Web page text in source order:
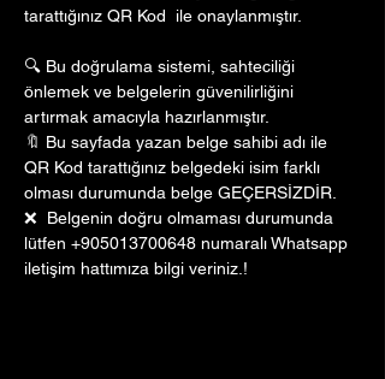
tarattığınız QR Kod  ile onaylanmıştır.
🔍 Bu doğrulama sistemi, sahteciliği
önlemek ve belgelerin güvenilirliğini
artırmak amacıyla hazırlanmıştır.
🔖 Bu sayfada yazan belge sahibi adı ile
QR Kod tarattığınız belgedeki isim farklı
olması durumunda belge GEÇERSİZDİR.
❌  Belgenin doğru olmaması durumunda
lütfen +905013700648 numaralı Whatsapp
iletişim hattımıza bilgi veriniz.!